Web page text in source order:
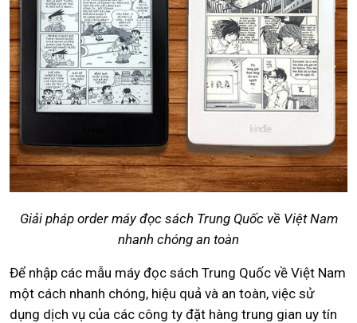
Giải pháp order máy đọc sách Trung Quốc về Việt Nam
nhanh chóng an toàn
Để nhập các mẫu máy đọc sách Trung Quốc về Việt Nam
một cách nhanh chóng, hiệu quả và an toàn, việc sử
dụng dịch vụ của các công ty đặt hàng trung gian uy tín